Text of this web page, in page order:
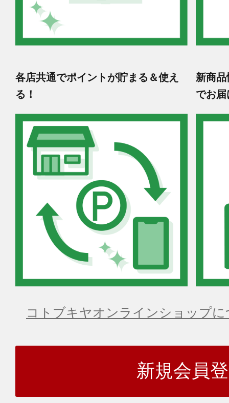
各店共通でポイントが貯まる＆使え
る！
新商
でお届
コトブキヤオンラインショップ